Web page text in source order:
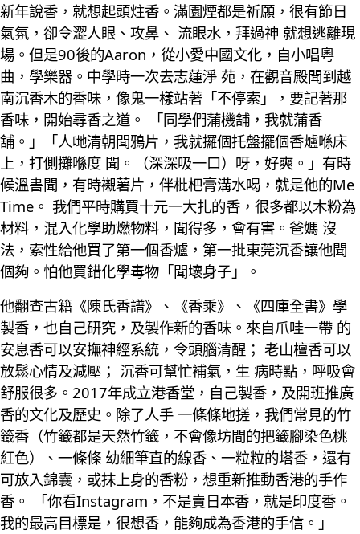
新年說香，就想起頭炷香。滿園煙都是祈願，很有節日
氣氛，卻令澀人眼、攻鼻、 流眼水，拜過神 就想逃離現
場。但是90後的Aaron，從小愛中國文化，自小唱粵
曲，學樂器。中學時一次去志蓮淨 苑，在觀音殿聞到越
南沉香木的香味，像鬼一樣站著「不停索」，要記著那
香味，開始尋香之道。 「同學們蒲機舖，我就蒲香
舖。」「人哋清朝聞鴉片，我就攞個托盤擺個香爐喺床
上，打側攤喺度 聞。（深深吸一口）呀，好爽。」有時
候溫書聞，有時襯薯片，伴枇杷膏溝水喝，就是他的Me
Time。 我們平時購買十元一大扎的香，很多都以木粉為
材料，混入化學助燃物料，聞得多，會有害。爸媽 沒
法，索性給他買了第一個香爐，第一批東莞沉香讓他聞
個夠。怕他買錯化學毒物「聞壞身子」。
他翻查古籍《陳氏香譜》、《香乘》、《四庫全書》學
製香，也自己研究，及製作新的香味。來自爪哇一帶 的
安息香可以安撫神經系統，令頭腦清醒； 老山檀香可以
放鬆心情及減壓； 沉香可幫忙補氣，生 病時點，呼吸會
舒服很多。2017年成立港香堂，自己製香，及開班推廣
香的文化及歷史。除了人手 一條條地搓，我們常見的竹
籤香（竹籤都是天然竹籤，不會像坊間的把籤腳染色桃
紅色）、一條條 幼細筆直的線香、一粒粒的塔香，還有
可放入錦囊，或抹上身的香粉，想重新推動香港的手作
香。 「你看Instagram，不是賣日本香，就是印度香。
我的最高目標是，很想香，能夠成為香港的手信。」